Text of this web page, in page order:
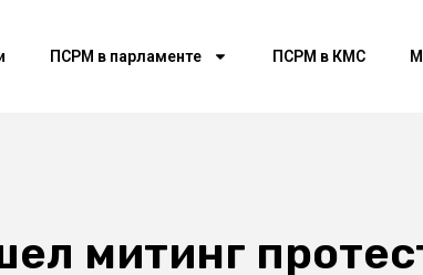
ПСРМ в парламенте ПСРМ в КМС
митинг